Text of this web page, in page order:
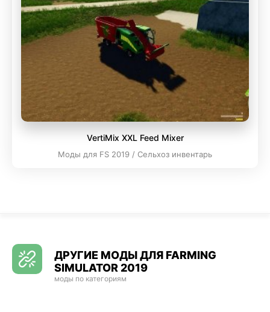
VertiMix XXL Feed Mixer
Моды для FS 2019 / Сельхоз инвентарь
ДРУГИЕ МОДЫ ДЛЯ FARMING
SIMULATOR 2019
моды по категориям